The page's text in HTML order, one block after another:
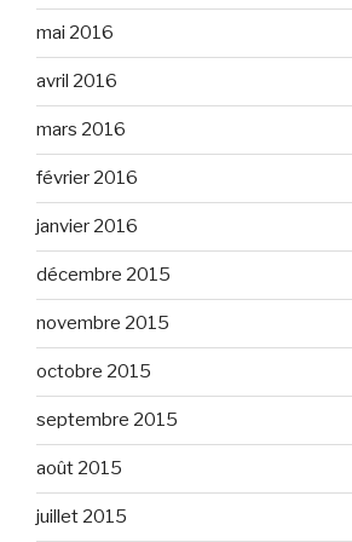
mai 2016
avril 2016
mars 2016
février 2016
janvier 2016
décembre 2015
novembre 2015
octobre 2015
septembre 2015
août 2015
juillet 2015